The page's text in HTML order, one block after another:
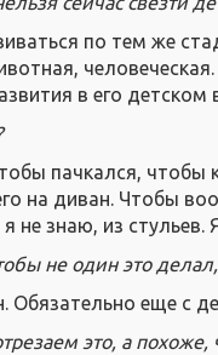
по тем же
в его детском
пачкался, чтобы
на диван. Чтобы
я не знаю, из
не один это
Обязательно еще с
это, а похоже,